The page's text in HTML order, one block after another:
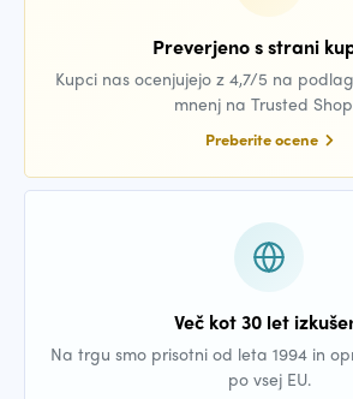
Preverjeno s strani
Kupci nas ocenjujejo z 4,7/5 na
mnenj na Trusted
Preberite ocene
Več kot 30 let
Na trgu smo prisotni od leta 1994 in
po vsej EU.